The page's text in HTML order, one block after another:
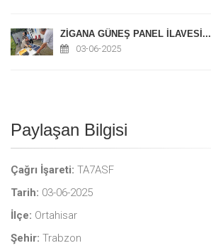
ZİGANA GÜNEŞ PANEL İLAVESİ...
03-06-2025
Paylaşan Bilgisi
Çağrı İşareti: TA7ASF
Tarih: 03-06-2025
İlçe: Ortahisar
Şehir: Trabzon